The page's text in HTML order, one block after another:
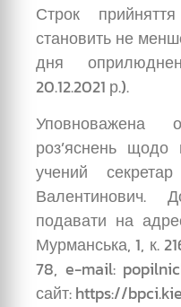
Строк
становить не
дня
20.12.2021 р.).
роз’яснень щодо
учений
Валентинович.
подавати на
Мурманська, 1,
78, e-mail:
сайт: https://